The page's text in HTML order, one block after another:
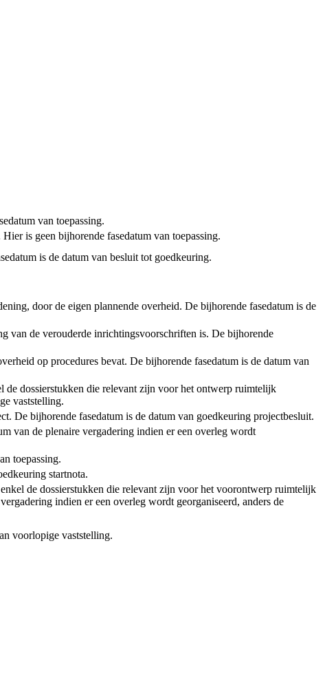
van toepassing.
is geen bijhorende fasedatum van toepassing.
is de datum van besluit tot goedkeuring.
door de eigen plannende overheid. De bijhorende fasedatum is de
van de verouderde inrichtingsvoorschriften is. De bijhorende
op procedures bevat. De bijhorende fasedatum is de datum van
de dossierstukken die relevant zijn voor het ontwerp ruimtelijk
vaststelling.
De bijhorende fasedatum is de datum van goedkeuring projectbesluit.
van de plenaire vergadering indien er een overleg wordt
toepassing.
startnota.
de dossierstukken die relevant zijn voor het voorontwerp ruimtelijk
indien er een overleg wordt georganiseerd, anders de
voorlopige vaststelling.